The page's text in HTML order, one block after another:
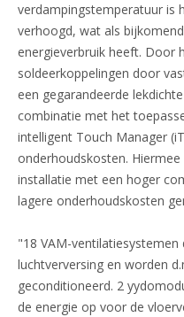
verdampingstemperatuur is
verhoogd, wat als
energieverbruik heeft. Door
soldeerkoppelingen door
een gegarandeerde
combinatie met het
intelligent Touch Manager
onderhoudskosten.
installatie met een hoger
lagere onderhoudskosten
"18 VAM-
luchtverversing en worden
geconditioneerd. 2
de energie op voor de